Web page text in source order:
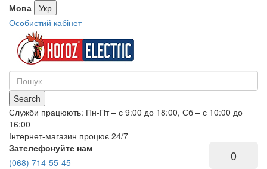
Мова Укр
Особистий кабінет
Search
Служби працюють: Пн-Пт – с 9:00 до 18:00, Сб – с 10:00 до
16:00
Інтернет-магазин процює 24/7
Зателефонуйте нам
(068) 714-55-45
0